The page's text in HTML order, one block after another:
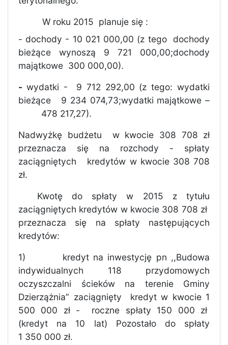
W roku 2015 planuje się :
- dochody - 10 021 000,00 (z tego
dochody
bieżące wynoszą 9 721 000,00;dochody
majątkowe 300 000,00).
- wydatki -
9 712 292,00 (z tego: wydatki
bieżące
9 234 074,73;wydatki majątkowe –
478 217,27).
Nadwyżkę budżetu
w kwocie 308 708 zł
przeznacza się na rozchody - spłaty
zaciągniętych
kredytów w kwocie 308 708
zł.
Kwotę do spłaty w 2015 z tytułu
zaciągniętych kredytów w kwocie 308 708 zł
przeznacza się na spłaty następujących
kredytów:
1)
kredyt na inwestycję pn ,,Budowa
indywidualnych 118 przydomowych
oczyszczalni ścieków na terenie Gminy
Dzierzążnia” zaciągnięty
kredyt w kwocie 1
500 000 zł -
roczne spłaty 150 000 zł
(kredyt na 10 lat) Pozostało do spłaty
1 350 000 zł.